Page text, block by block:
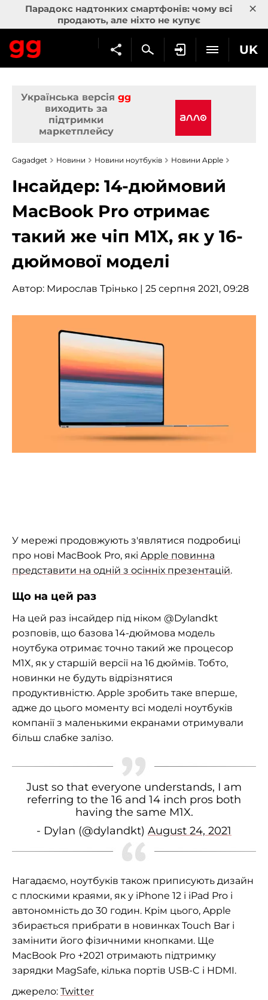
Парадокс надтонких смартфонів: чому всі
продають, але ніхто не купує
×
UK
Українська версія gg
виходить за
підтримки
маркетплейсу
Gagadget Новини Новини ноутбуків Новини Apple
Інсайдер: 14-дюймовий
MacBook Pro отримає
такий же чіп M1X, як у 16-
дюймової моделі
Автор: Мирослав Трінько | 25 серпня 2021, 09:28
У мережі продовжують з'являтися подробиці
про нові MacBook Pro, які Apple повинна
представити на одній з осінніх презентацій.
Що на цей раз
На цей раз інсайдер під ніком @Dylandkt
розповів, що базова 14-дюймова модель
ноутбука отримає точно такий же процесор
M1X, як у старшій версії на 16 дюймів. Тобто,
новинки не будуть відрізнятися
продуктивністю. Apple зробить таке вперше,
адже до цього моменту всі моделі ноутбуків
компанії з маленькими екранами отримували
більш слабке залізо.
Just so that everyone understands, I am
referring to the 16 and 14 inch pros both
having the same M1X.
- Dylan (@dylandkt) August 24, 2021
Нагадаємо, ноутбуків також приписують дизайн
c плоскими краями, як у iPhone 12 і iPad Pro і
автономність до 30 годин. Крім цього, Apple
збирається прибрати в новинках Touch Bar і
замінити його фізичними кнопками. Ще
MacBook Pro +2021 отримають підтримку
зарядки MagSafe, кілька портів USB-C і HDMI.
джерело: Twitter